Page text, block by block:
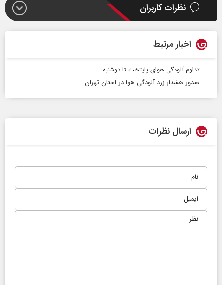
نظرات کاربران
اخبار مرتبط
تداوم آلودگی هوای پایتخت تا دوشنبه
صدور هشدار زرد آلودگی هوا در استان‌ تهران
ارسال نظرات